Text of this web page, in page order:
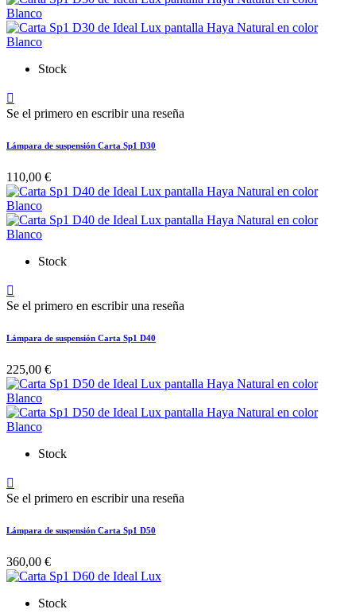
Stock

Se el primero en escribir una reseña
Lámpara de suspensión Carta Sp1 D30
110,00 €
Stock

Se el primero en escribir una reseña
Lámpara de suspensión Carta Sp1 D40
225,00 €
Stock

Se el primero en escribir una reseña
Lámpara de suspensión Carta Sp1 D50
360,00 €
Stock